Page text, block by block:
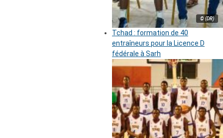
© (DR)
Tchad : formation de 40
entraîneurs pour la Licence D
fédérale à Sarh